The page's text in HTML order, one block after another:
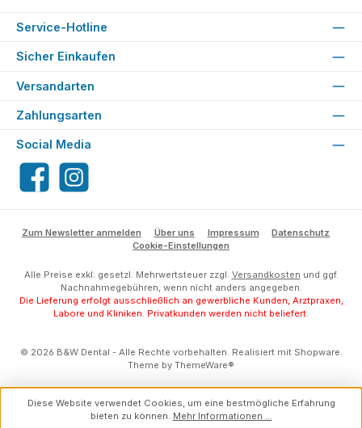
Service-Hotline
Sicher Einkaufen
Versandarten
Zahlungsarten
Social Media
FacebookInstagram
Zum Newsletter anmelden Über uns Impressum
Datenschutz
Cookie-Einstellungen
Alle Preise exkl. gesetzl. Mehrwertsteuer zzgl. Versandkosten und ggf.
Nachnahmegebühren, wenn nicht anders angegeben.
Die Lieferung erfolgt ausschließlich an gewerbliche Kunden, Arztpraxen,
Labore und Kliniken. Privatkunden werden nicht beliefert.
© 2026 B&W Dental - Alle Rechte vorbehalten. Realisiert mit Shopware.
Theme by ThemeWare®
Diese Website verwendet Cookies, um eine bestmögliche Erfahrung
bieten zu können. Mehr Informationen ...